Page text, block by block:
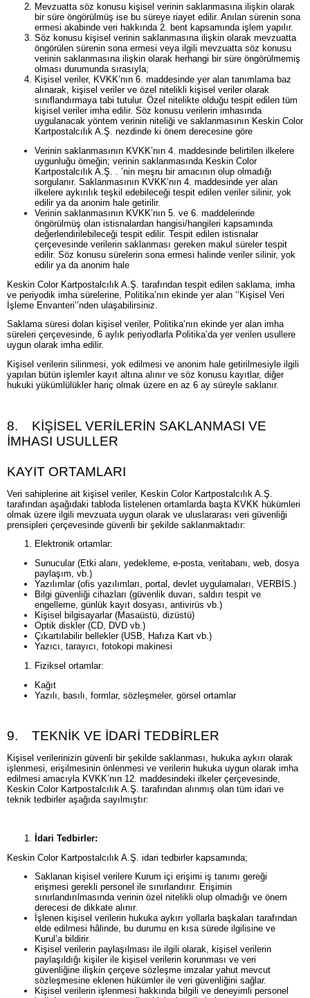
Mevzuatta söz konusu kişisel verinin saklanmasına ilişkin olarak
bir süre öngörülmüş ise bu süreye riayet edilir. Anılan sürenin sona
ermesi akabinde veri hakkında 2. bent kapsamında işlem yapılır.
Söz konusu kişisel verinin saklanmasına ilişkin olarak mevzuatta
öngörülen sürenin sona ermesi veya ilgili mevzuatta söz konusu
verinin saklanmasına ilişkin olarak herhangi bir süre öngörülmemiş
olması durumunda sırasıyla;
Kişisel veriler, KVKK’nın 6. maddesinde yer alan tanımlama baz
alınarak, kişisel veriler ve özel nitelikli kişisel veriler olarak
sınıflandırmaya tabi tutulur. Özel nitelikte olduğu tespit edilen tüm
kişisel veriler imha edilir. Söz konusu verilerin imhasında
uygulanacak yöntem verinin niteliği ve saklanmasının Keskin Color
Kartpostalcılık A.Ş. nezdinde ki önem derecesine göre
Verinin saklanmasının KVKK’nın 4. maddesinde belirtilen ilkelere
uygunluğu örneğin; verinin saklanmasında Keskin Color
Kartpostalcılık A.Ş. . ’nin meşru bir amacının olup olmadığı
sorgulanır. Saklanmasının KVKK’nın 4. maddesinde yer alan
ilkelere aykırılık teşkil edebileceği tespit edilen veriler silinir, yok
edilir ya da anonim hale getirilir.
Verinin saklanmasının KVKK’nın 5. ve 6. maddelerinde
öngörülmüş olan istisnalardan hangisi/hangileri kapsamında
değerlendirilebileceği tespit edilir. Tespit edilen istisnalar
çerçevesinde verilerin saklanması gereken makul süreler tespit
edilir. Söz konusu sürelerin sona ermesi halinde veriler silinir, yok
edilir ya da anonim hale
Keskin Color Kartpostalcılık A.Ş. tarafından tespit edilen saklama, imha
ve periyodik imha sürelerine, Politika’nın ekinde yer alan ‘‘Kişisel Veri
İşleme Envanteri’’nden ulaşabilirsiniz.
Saklama süresi dolan kişisel veriler, Politika’nın ekinde yer alan imha
süreleri çerçevesinde, 6 aylık periyodlarla Politika’da yer verilen usullere
uygun olarak imha edilir.
Kişisel verilerin silinmesi, yok edilmesi ve anonim hale getirilmesiyle ilgili
yapılan bütün işlemler kayıt altına alınır ve söz konusu kayıtlar, diğer
hukuki yükümlülükler hariç olmak üzere en az 6 ay süreyle saklanır.
8. KİŞİSEL VERİLERİN SAKLANMASI VE
İMHASI USULLER
KAYIT ORTAMLARI
Veri sahiplerine ait kişisel veriler, Keskin Color Kartpostalcılık A.Ş.
tarafından aşağıdaki tabloda listelenen ortamlarda başta KVKK hükümleri
olmak üzere ilgili mevzuata uygun olarak ve uluslararası veri güvenliği
prensipleri çerçevesinde güvenli bir şekilde saklanmaktadır:
Elektronik ortamlar:
Sunucular (Etki alanı, yedekleme, e-posta, veritabanı, web, dosya
paylaşım, vb.)
Yazılımlar (ofis yazılımları, portal, devlet uygulamaları, VERBİS.)
Bilgi güvenliği cihazları (güvenlik duvarı, saldırı tespit ve
engelleme, günlük kayıt dosyası, antivirüs vb.)
Kişisel bilgisayarlar (Masaüstü, dizüstü)
Optik diskler (CD, DVD vb.)
Çıkartılabilir bellekler (USB, Hafıza Kart vb.)
Yazıcı, tarayıcı, fotokopi makinesi
Fiziksel ortamlar:
Kağıt
Yazılı, basılı, formlar, sözleşmeler, görsel ortamlar
9. TEKNİK VE İDARİ TEDBİRLER
Kişisel verilerinizin güvenli bir şekilde saklanması, hukuka aykırı olarak
işlenmesi, erişilmesinin önlenmesi ve verilerin hukuka uygun olarak imha
edilmesi amacıyla KVKK’nın 12. maddesindeki ilkeler çerçevesinde,
Keskin Color Kartpostalcılık A.Ş. tarafından alınmış olan tüm idari ve
teknik tedbirler aşağıda sayılmıştır:
İdari Tedbirler:
Keskin Color Kartpostalcılık A.Ş. idari tedbirler kapsamında;
Saklanan kişisel verilere Kurum içi erişimi iş tanımı gereği
erişmesi gerekli personel ile sınırlandırır. Erişimin
sınırlandırılmasında verinin özel nitelikli olup olmadığı ve önem
derecesi de dikkate alınır.
İşlenen kişisel verilerin hukuka aykırı yollarla başkaları tarafından
elde edilmesi hâlinde, bu durumu en kısa sürede ilgilisine ve
Kurul’a bildirir.
Kişisel verilerin paylaşılması ile ilgili olarak, kişisel verilerin
paylaşıldığı kişiler ile kişisel verilerin korunması ve veri
güvenliğine ilişkin çerçeve sözleşme imzalar yahut mevcut
sözleşmesine eklenen hükümler ile veri güvenliğini sağlar.
Kişisel verilerin işlenmesi hakkında bilgili ve deneyimli personel